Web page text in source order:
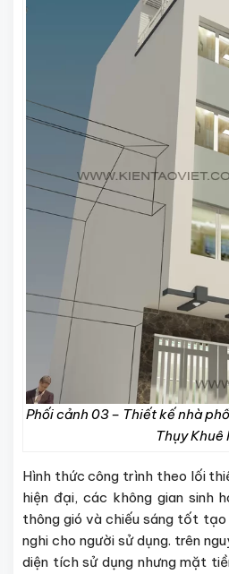
Phối cảnh 03 – Thiết kế nhà
Thụy Khuê
Hình thức công trình theo lối
hiện đại, các không gian sinh
thông gió và chiếu sáng tốt
nghi cho người sử dụng. trên
diện tích sử dụng nhưng mặt